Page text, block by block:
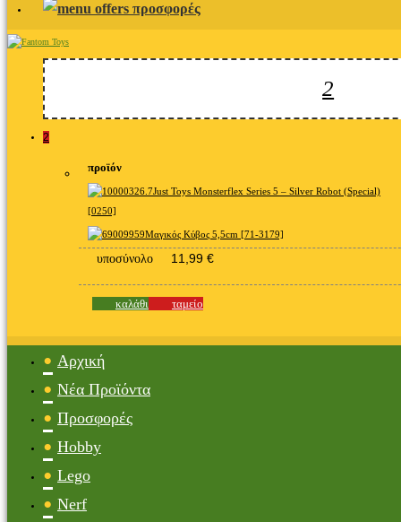
προσφορές
2
προϊόν
Just Toys Monsterflex Series 5 – Silver Robot (Special)
[0250]
Μαγικός Κύβος 5,5cm [71-3179]
υποσύνολο 11,99 €
καλάθι ταμείο
Αρχική
Νέα Προϊόντα
Προσφορές
Hobby
Lego
Nerf